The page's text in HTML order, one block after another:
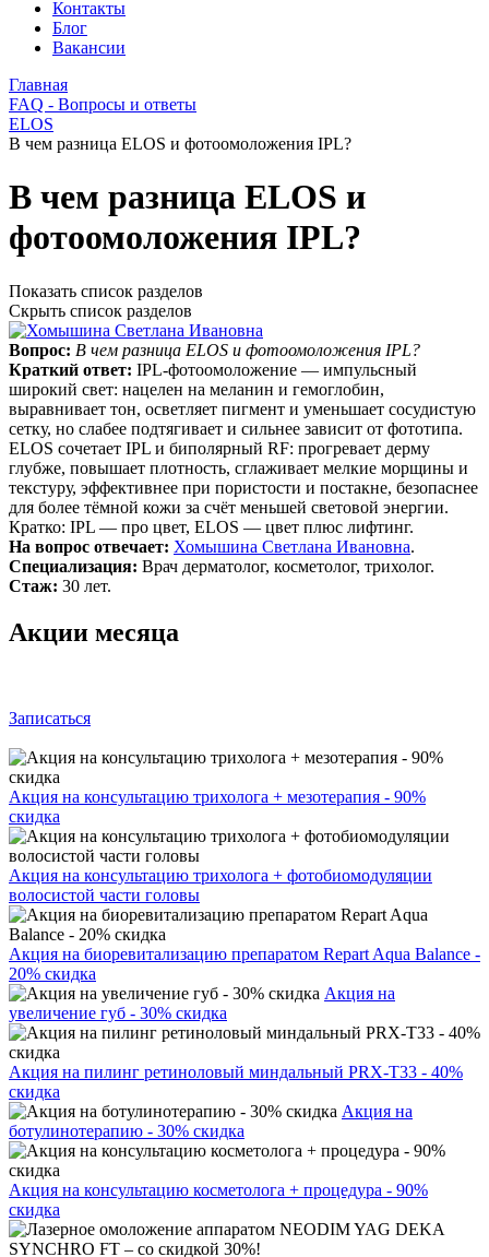
Контакты
Блог
Вакансии
Главная
FAQ - Вопросы и ответы
ELOS
В чем разница ELOS и фотоомоложения IPL?
В чем разница ELOS и
фотоомоложения IPL?
Показать список разделов
Скрыть список разделов
Вопрос: В чем разница ELOS и фотоомоложения IPL?
Краткий ответ: IPL‑фотоомоложение — импульсный
широкий свет: нацелен на меланин и гемоглобин,
выравнивает тон, осветляет пигмент и уменьшает сосудистую
сетку, но слабее подтягивает и сильнее зависит от фототипа.
ELOS сочетает IPL и биполярный RF: прогревает дерму
глубже, повышает плотность, сглаживает мелкие морщины и
текстуру, эффективнее при пористости и постакне, безопаснее
для более тёмной кожи за счёт меньшей световой энергии.
Кратко: IPL — про цвет, ELOS — цвет плюс лифтинг.
На вопрос отвечает: Хомышина Светлана Ивановна.
Специализация: Врач дерматолог, косметолог, трихолог.
Стаж: 30 лет.
Акции месяца
Записаться
Акция на консультацию трихолога + мезотерапия - 90%
скидка
Акция на консультацию трихолога + фотобиомодуляции
волосистой части головы
Акция на биоревитализацию препаратом Repart Aqua Balance -
20% скидка
Акция на
увеличение губ - 30% скидка
Акция на пилинг ретиноловый миндальный PRX-T33 - 40%
скидка
Акция на
ботулинотерапию - 30% скидка
Акция на консультацию косметолога + процедура - 90%
скидка